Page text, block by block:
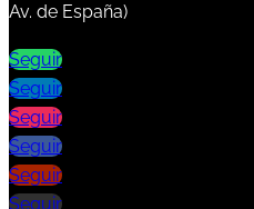
Av. de España)
Seguir
Seguir
Seguir
Seguir
Seguir
Seguir